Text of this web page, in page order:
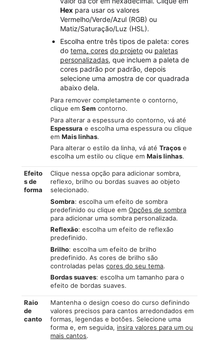
Hex para usar os valores
Vermelho/Verde/Azul (RGB) ou
Matiz/Saturação/Luz (HSL).
Escolha entre três tipos de paleta: cores
dotema, cores do projeto ou paletas
personalizadas, que incluem a paleta de
cores padrão por padrão, depois
selecione uma amostra de cor quadrada
abaixo dela.
Para remover completamente o contorno,
clique emSem contorno.
Para alterar a espessura do contorno, vá até
Espessura e escolha uma espessura ou clique
emMais linhas.
Para alterar o estilo da linha, vá atéTraços e
escolha um estilo ou clique emMais linhas.
Efeito
s de
forma
Clique nessa opção para adicionar sombra,
reflexo, brilho ou bordas suaves ao objeto
selecionado.
Sombra: escolha um efeito de sombra
predefinido ou clique emOpções de sombra
para adicionar uma sombra personalizada.
Reflexão: escolha um efeito de reflexão
predefinido.
Brilho: escolha um efeito de brilho
predefinido. As cores de brilho são
controladas pelascores do seu tema.
Bordas suaves: escolha um tamanho para o
efeito de bordas suaves.
Raio
de
canto
Mantenha o design coeso do curso definindo
valores precisos para cantos arredondados em
formas, legendas e botões. Selecione uma
forma e, em seguida, insira valores para um ou
mais cantos.